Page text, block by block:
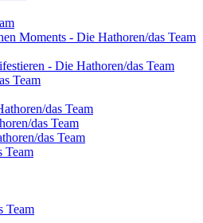
Moments - Die Hathoren/das Team
- Die Hathoren/das Team
Team
das Team
das Team
das Team
Team
Team